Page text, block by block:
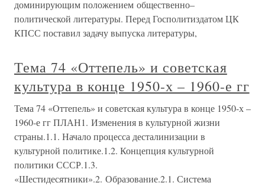
доминирующим положением общественно–
политической литературы. Перед Госполитиздатом ЦК
КПСС поставил задачу выпуска литературы,
Тема 74 «Оттепель» и советская
культура в конце 1950-х – 1960-е гг
Тема 74 «Оттепель» и советская культура в конце 1950-х –
1960-е гг ПЛАН1. Изменения в культурной жизни
страны.1.1. Начало процесса десталинизации в
культурной политике.1.2. Концепция культурной
политики СССР.1.3.
«Шестидесятники».2. Образование.2.1. Система